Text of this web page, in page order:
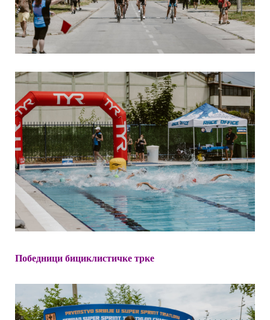
Победници бициклистичке трке